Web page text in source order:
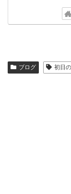
ブログ 初日